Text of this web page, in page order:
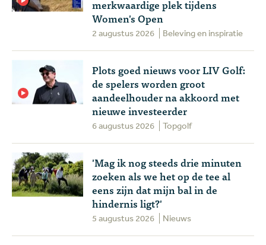
merkwaardige plek tijdens
Women's Open
2 augustus 2026 Beleving en inspiratie
Plots goed nieuws voor LIV Golf:
de spelers worden groot
aandeelhouder na akkoord met
nieuwe investeerder
6 augustus 2026 Topgolf
'Mag ik nog steeds drie minuten
zoeken als we het op de tee al
eens zijn dat mijn bal in de
hindernis ligt?'
5 augustus 2026 Nieuws